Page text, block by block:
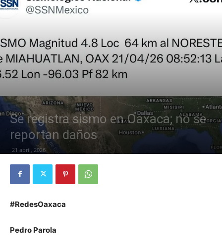
Oaxaca
Se registra sismo en Oaxaca; no se
reportan daños
21 abril, 2026
#RedesOaxaca
Pedro Parola